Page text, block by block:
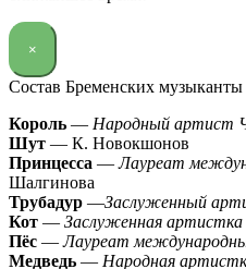
×
Состав Бременских музыканты
Король — Народный артист
Шут — К. Новокшонов
Принцесса —Лауреат
Шалгинова
Трубадур —Заслуженный
Кот — Заслуженная
Пёс —Лауреат
Медведь — Народная